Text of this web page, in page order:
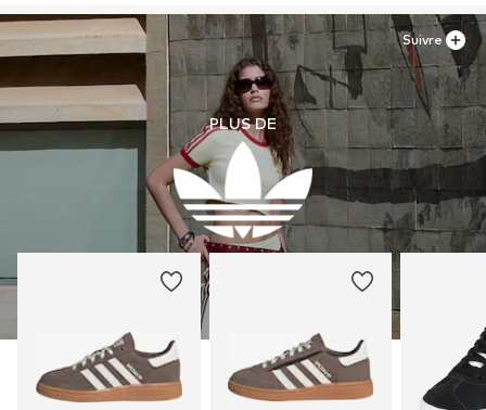
PLUS DE
Suivre